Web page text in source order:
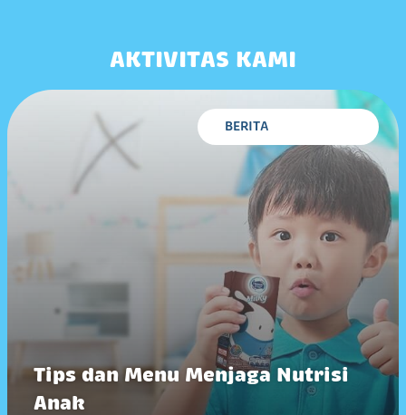
AKTIVITAS KAMI
Tips dan Menu Menjaga Nutrisi
Anak
BERITA